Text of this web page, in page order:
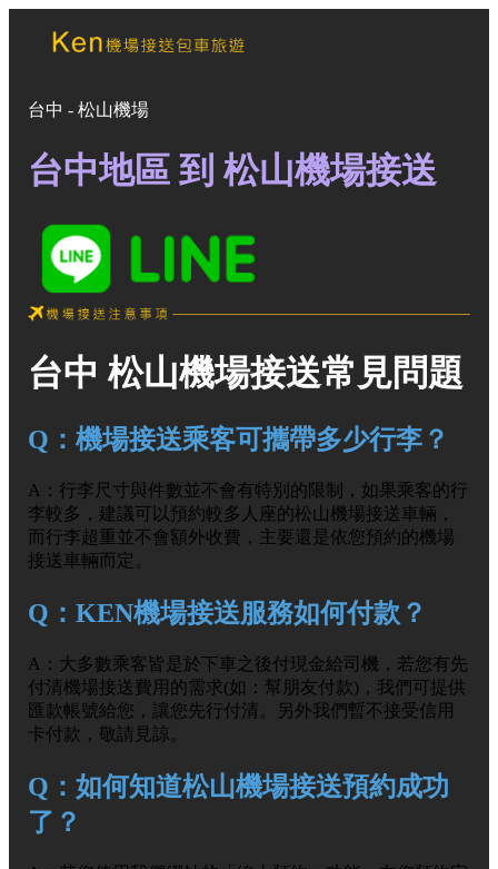
線上預約
桃園機場接送
旅遊包車
婚禮禮車
聯絡我們
台中 - 松山機場
台中地區 到 松山機場接送
台中 松山機場接送常見問題
Q：機場接送乘客可攜帶多少行李？
A：行李尺寸與件數並不會有特別的限制，如果乘客的行
李較多，建議可以預約較多人座的松山機場接送車輛，
而行李超重並不會額外收費，主要還是依您預約的機場
接送車輛而定。
Q：KEN機場接送服務如何付款？
A：大多數乘客皆是於下車之後付現金給司機，若您有先
付清機場接送費用的需求(如：幫朋友付款)，我們可提供
匯款帳號給您，讓您先行付清。另外我們暫不接受信用
卡付款，敬請見諒。
Q：如何知道松山機場接送預約成功
了？